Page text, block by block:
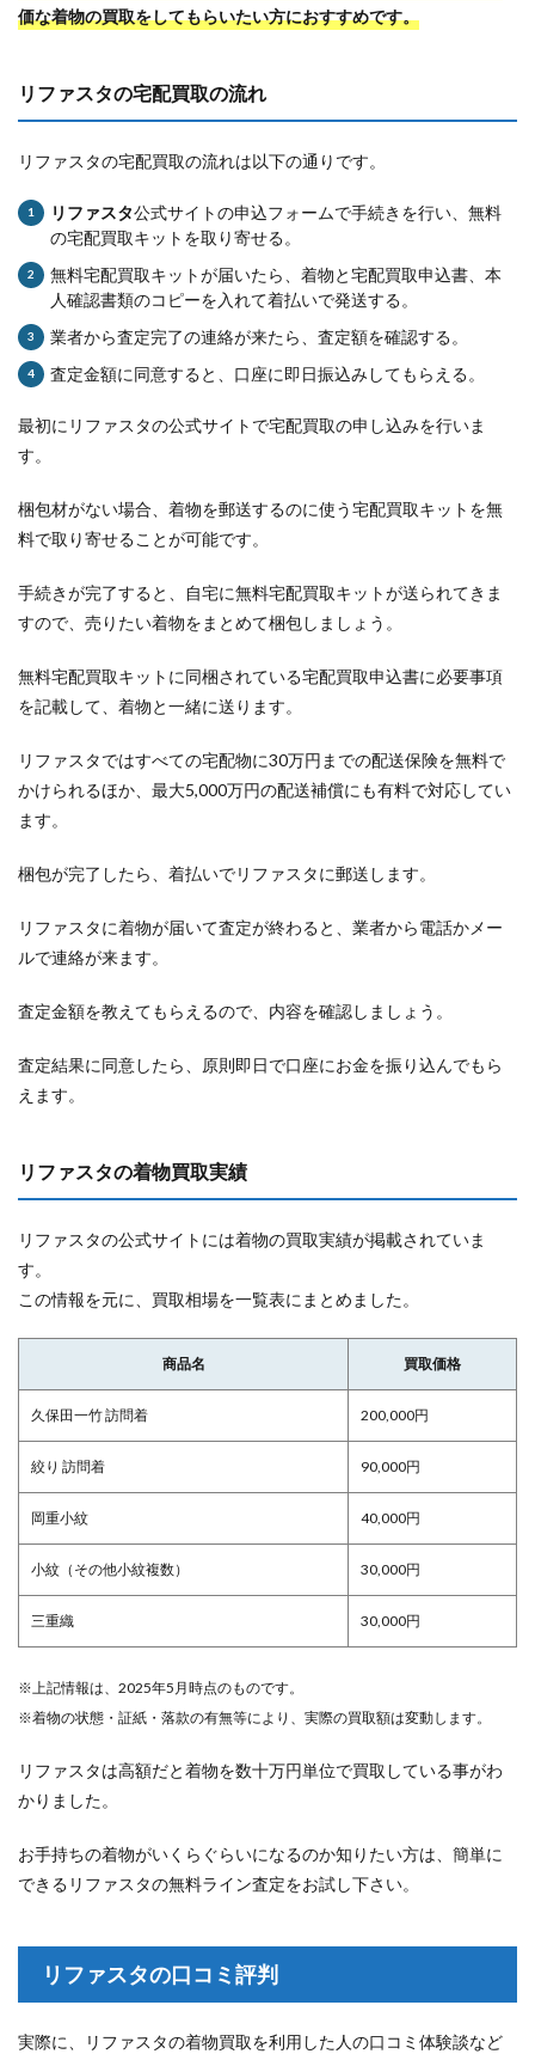
価な着物の買取をしてもらいたい方におすすめです。
リファスタの宅配買取の流れ
リファスタの宅配買取の流れは以下の通りです。
リファスタ公式サイトの申込フォームで手続きを行い、無料
の宅配買取キットを取り寄せる。
無料宅配買取キットが届いたら、着物と宅配買取申込書、本
人確認書類のコピーを入れて着払いで発送する。
業者から査定完了の連絡が来たら、査定額を確認する。
査定金額に同意すると、口座に即日振込みしてもらえる。
最初にリファスタの公式サイトで宅配買取の申し込みを行いま
す。
梱包材がない場合、着物を郵送するのに使う宅配買取キットを無
料で取り寄せることが可能です。
手続きが完了すると、自宅に無料宅配買取キットが送られてきま
すので、売りたい着物をまとめて梱包しましょう。
無料宅配買取キットに同梱されている宅配買取申込書に必要事項
を記載して、着物と一緒に送ります。
リファスタではすべての宅配物に30万円までの配送保険を無料で
かけられるほか、最大5,000万円の配送補償にも有料で対応してい
ます。
梱包が完了したら、着払いでリファスタに郵送します。
リファスタに着物が届いて査定が終わると、業者から電話かメー
ルで連絡が来ます。
査定金額を教えてもらえるので、内容を確認しましょう。
査定結果に同意したら、原則即日で口座にお金を振り込んでもら
えます。
リファスタの着物買取実績
リファスタの公式サイトには着物の買取実績が掲載されていま
す。
この情報を元に、買取相場を一覧表にまとめました。
商品名 買取価格
久保田一竹 訪問着 200,000円
絞り 訪問着 90,000円
岡重小紋 40,000円
小紋（その他小紋複数） 30,000円
三重織 30,000円
※上記情報は、2025年5月時点のものです。
※着物の状態・証紙・落款の有無等により、実際の買取額は変動します。
リファスタは高額だと着物を数十万円単位で買取している事がわ
かりました。
お手持ちの着物がいくらぐらいになるのか知りたい方は、簡単に
できるリファスタの無料ライン査定をお試し下さい。
リファスタの口コミ評判
実際に、リファスタの着物買取を利用した人の口コミ体験談など